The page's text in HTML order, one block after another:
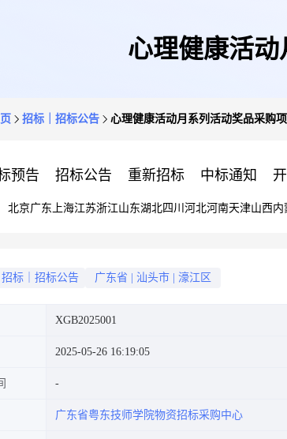
心理健康活
招标｜招标公告 心理健康活动月系列活动奖品采购
预告 招标公告 重新招标 中标通知
北京广东 上海江苏浙江山东湖北四川 河北河南天津山西内
招标｜招标公告 广东省 汕头市 濠江区
XGB2025001
2025-05-26 16:19:05
广东省粤东技师学院物资招标采购中心